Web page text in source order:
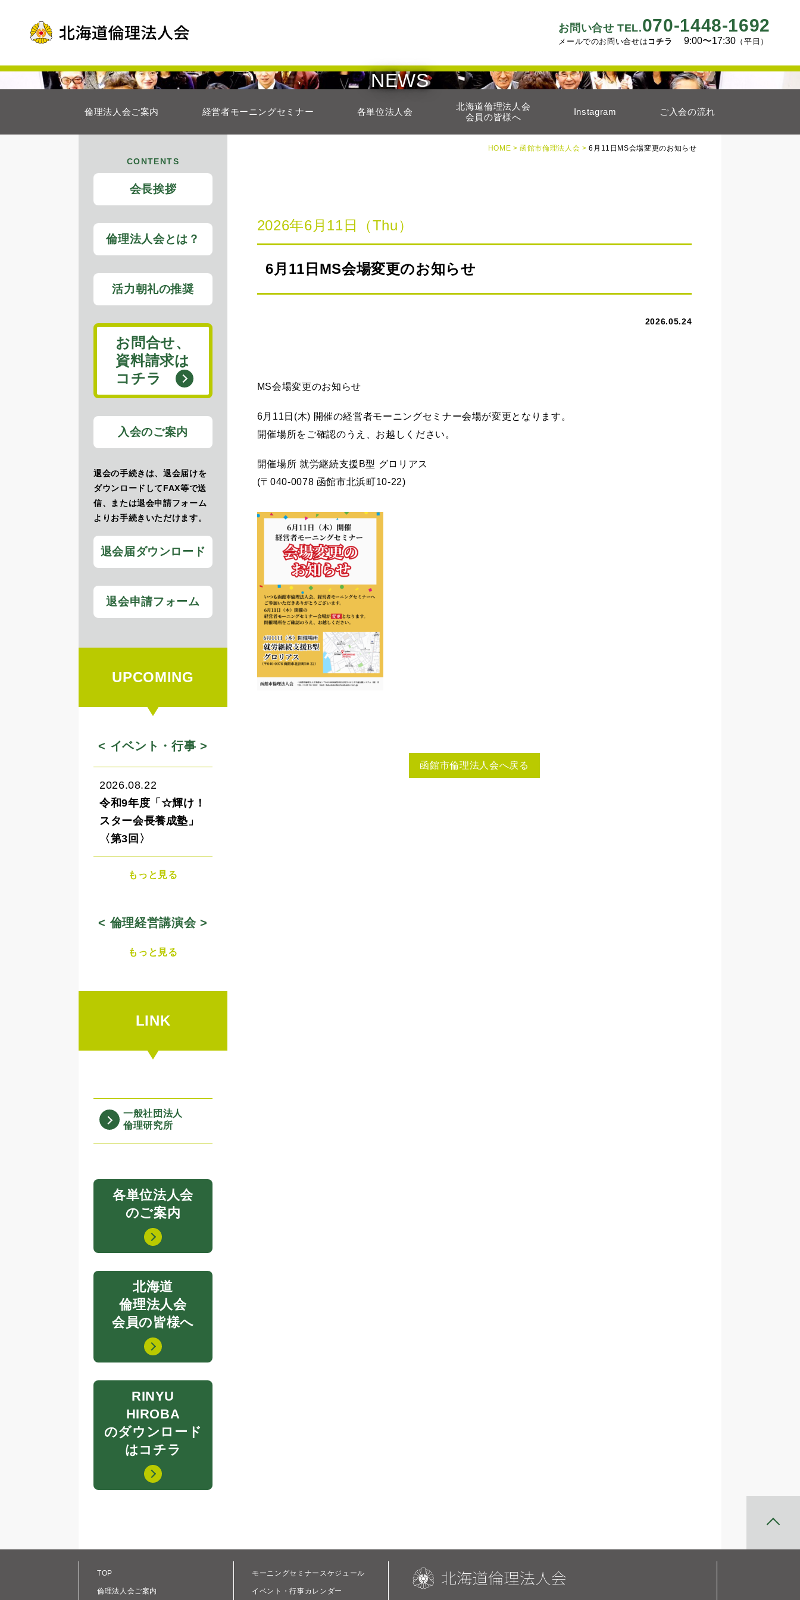
お問い合せ TEL.070-1448-1692
メールでのお問い合せは コチラ 9:00〜17:30 （平日）
NEWS
倫理法人会ご案内 経営者モーニングセミナー 各単位法人会
北海道倫理法人会
会員の皆様へ
Instagram ご入会の流れ
HOME >函館市倫理法人会 >6月11日MS会場変更のお知らせ
2026年6月11日（Thu）
6月11日MS会場変更のお知らせ
2026.05.24
MS会場変更のお知らせ
6月11日(木) 開催の経営者モーニングセミナー会場が変更となります。
開催場所をご確認のうえ、お越しください。
開催場所 就労継続支援B型 グロリアス
(〒040-0078 函館市北浜町10-22)
函館市倫理法人会へ戻る
CONTENTS
会長挨拶
倫理法人会とは？
活力朝礼の推奨
お問合せ、
資料請求は
コチラ
入会のご案内
退会の手続きは、退会届けを
ダウンロードしてFAX等で送
信、または退会申請フォーム
よりお手続きいただけます。
退会届ダウンロード
退会申請フォーム
UPCOMING
< イベント・行事 >
2026.08.22
令和9年度「☆輝け！
スター会長養成塾」
〈第3回〉
もっと見る
< 倫理経営講演会 >
もっと見る
LINK
一般社団法人
倫理研究所
各単位法人会
のご案内
北海道
倫理法人会
会員の皆様へ
RINYU
HIROBA
のダウンロード
はコチラ
TOP
倫理法人会ご案内
モーニングセミナースケジュール
イベント・行事カレンダー